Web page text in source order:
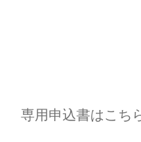
専用申込書はこち